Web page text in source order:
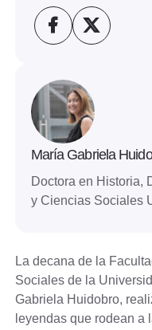
María Gabriela
Doctora en Historia,
y Ciencias Sociales
La decana de la
Sociales de la
Gabriela Huidobro,
leyendas que rodean a